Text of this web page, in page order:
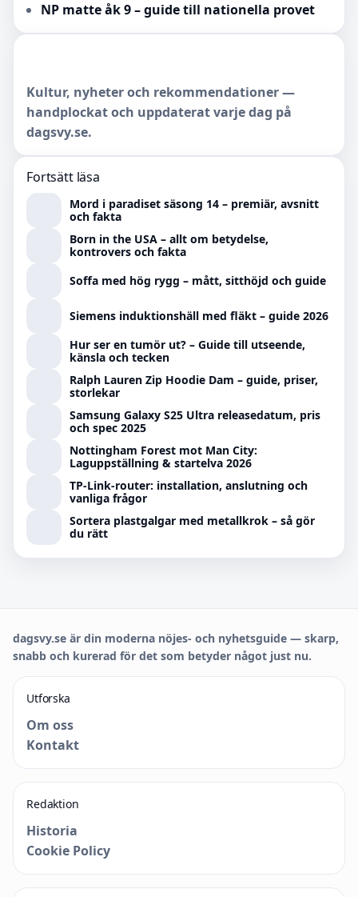
NP matte åk 9 – guide till nationella provet
Kultur, nyheter och rekommendationer —
handplockat och uppdaterat varje dag på
dagsvy.se.
Fortsätt läsa
Mord i paradiset säsong 14 – premiär, avsnitt
och fakta
Born in the USA – allt om betydelse,
kontrovers och fakta
Soffa med hög rygg – mått, sitthöjd och guide
Siemens induktionshäll med fläkt – guide 2026
Hur ser en tumör ut? – Guide till utseende,
känsla och tecken
Ralph Lauren Zip Hoodie Dam – guide, priser,
storlekar
Samsung Galaxy S25 Ultra releasedatum, pris
och spec 2025
Nottingham Forest mot Man City:
Laguppställning & startelva 2026
TP-Link-router: installation, anslutning och
vanliga frågor
Sortera plastgalgar med metallkrok – så gör
du rätt
dagsvy.se är din moderna nöjes- och nyhetsguide — skarp,
snabb och kurerad för det som betyder något just nu.
Utforska
Om oss
Kontakt
Redaktion
Historia
Cookie Policy